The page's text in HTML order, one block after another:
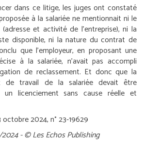
dans ce litige, les juges ont constaté
à la salariée ne mentionnait ni le
et activité de l’entreprise), ni la
disponible, ni la nature du contrat de
que l’employeur, en proposant une
à la salariée, n’avait pas accompli
de reclassement. Et donc que la
de travail de la salariée devait être
un licenciement sans cause réelle et
2024, n° 23-19629
- © Les Echos Publishing